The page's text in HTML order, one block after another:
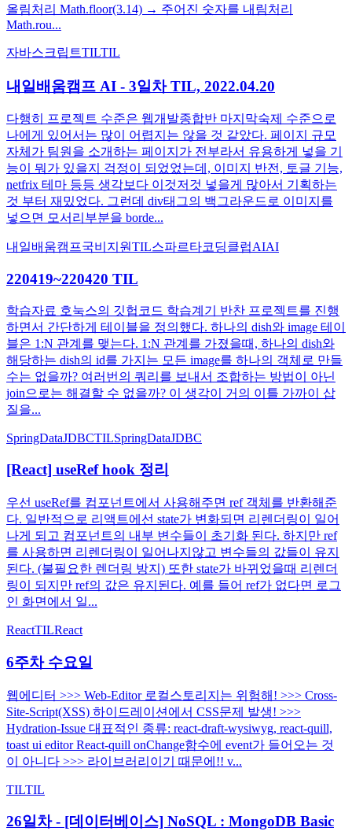
올림처리 Math.floor(3.14) → 주어진 숫자를 내림처리
Math.rou...
자바스크립트TILTIL
내일배움캠프 AI - 3일차 TIL, 2022.04.20
다행히 프로젝트 수준은 웹개발종합반 마지막숙제 수준으로
나에게 있어서는 많이 어렵지는 않을 것 같았다. 페이지 규모
자체가 팀원을 소개하는 페이지가 전부라서 유용하게 넣을 기
능이 뭐가 있을지 걱정이 되었었는데, 이미지 반전, 토글 기능,
netfrix 테마 등등 생각보다 이것저것 넣을게 많아서 기획하는
것 부터 재밌었다. 그런데 div태그의 백그라운드로 이미지를
넣으면 모서리부분을 borde...
내일배움캠프국비지원TIL스파르타코딩클럽AIAI
220419~220420 TIL
학습자료 호눅스의 깃헙코드 학습계기 반찬 프로젝트를 진행
하면서 간단하게 테이블을 정의했다. 하나의 dish와 image 테이
블은 1:N 관계를 맺는다. 1:N 관계를 가졌을때, 하나의 dish와
해당하는 dish의 id를 가지는 모든 image를 하나의 객체로 만들
수는 없을까? 여러번의 쿼리를 보내서 조합하는 방법이 아닌
join으로는 해결할 수 없을까? 이 생각이 거의 이틀 가까이 삽
질을...
SpringDataJDBCTILSpringDataJDBC
[React] useRef hook 정리
우선 useRef를 컴포넌트에서 사용해주면 ref 객체를 반환해준
다. 일반적으로 리액트에선 state가 변화되면 리렌더링이 일어
나게 되고 컴포넌트의 내부 변수들이 초기화 된다. 하지만 ref
를 사용하면 리렌더링이 일어나지않고 변수들의 값들이 유지
된다. (불필요한 렌더링 방지) 또한 state가 바뀌었을때 리렌더
링이 되지만 ref의 값은 유지된다. 예를 들어 ref가 없다면 로그
인 화면에서 일...
ReactTILReact
6주차 수요일
웹에디터 >>> Web-Editor 로컬스토리지는 위험해! >>> Cross-
Site-Script(XSS) 하이드레이션에서 CSS문제 발생! >>>
Hydration-Issue 대표적인 종류: react-draft-wysiwyg, react-quill,
toast ui editor React-quill onChange함수에 event가 들어오는 것
이 아니다 >>> 라이브러리이기 때문에!! v...
TILTIL
26일차 - [데이터베이스] NoSQL : MongoDB Basic